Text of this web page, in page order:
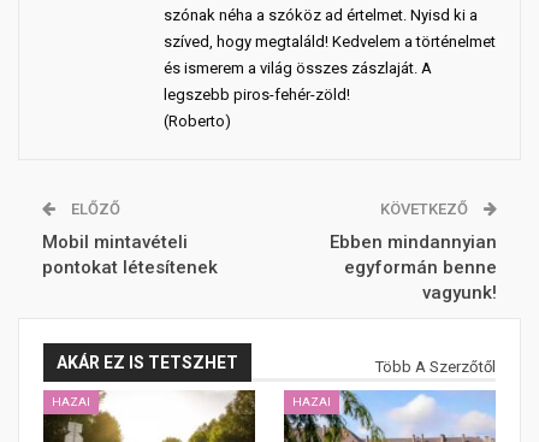
szónak néha a szóköz ad értelmet. Nyisd ki a
szíved, hogy megtaláld! Kedvelem a történelmet
és ismerem a világ összes zászlaját. A
legszebb piros-fehér-zöld!
(Roberto)
ELŐZŐ
Mobil mintavételi
pontokat létesítenek
KÖVETKEZŐ
Ebben mindannyian
egyformán benne
vagyunk!
AKÁR EZ IS TETSZHET Több A Szerzőtől
HAZAI HAZAI